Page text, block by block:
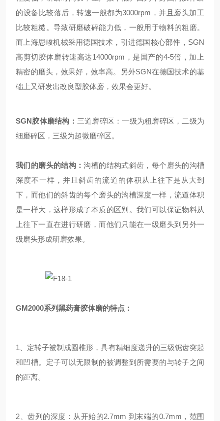
的设备比较落后，转速一般都为3000rpm，并且磨头加工
比较粗糙。导致研磨破碎能力低，一般用于物料的粗磨。
而上海思峻机械采用德国技术，引进德国核心部件，SGN
高剪切胶体磨转速高达14000rpm，是国产的4-5倍，加上
精密的磨头，效果好，效率高。另外SGN在德国技术的基
础上又研发出改良型胶体磨，效果会更好。
SGN胶体磨结构： 三道磨碎区：一级为粗磨碎区，二级为
细磨碎区，三级为超微磨碎区。
我们的磨头的结构：沟槽的结构式斜齿，每个磨头的沟槽
深度不一样，并且斜齿的流道的体积从上往下是从大到
下，而他们的斜齿的每个磨头的沟槽深度一样，流道体积
是一样大，这样形成了本质的区别。我们可以保证物料从
上往下一直在进行研磨，而他们只能在一级磨头到另外一
级磨头形成研磨效果。
GM2000系列黑药膏胶体磨的特点：
1、定转子被制成圆椎形，具有精细度递升的三级锯齿突起
和凹槽。定子可以无限制的被调整到所需要的与转子之间
的距离。
2、齿列的深度：从开始的2.7mm 到末端的0.7mm，范围